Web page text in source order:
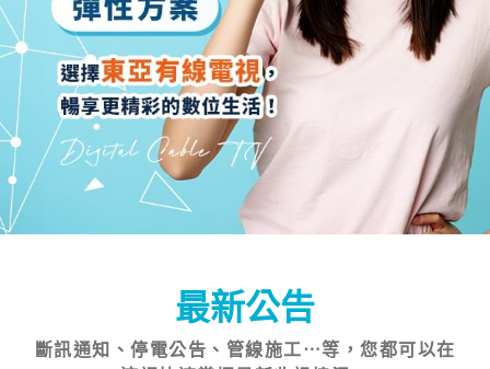
最新公告
斷訊通知、停電公告、管線施工⋯等，您都可以在